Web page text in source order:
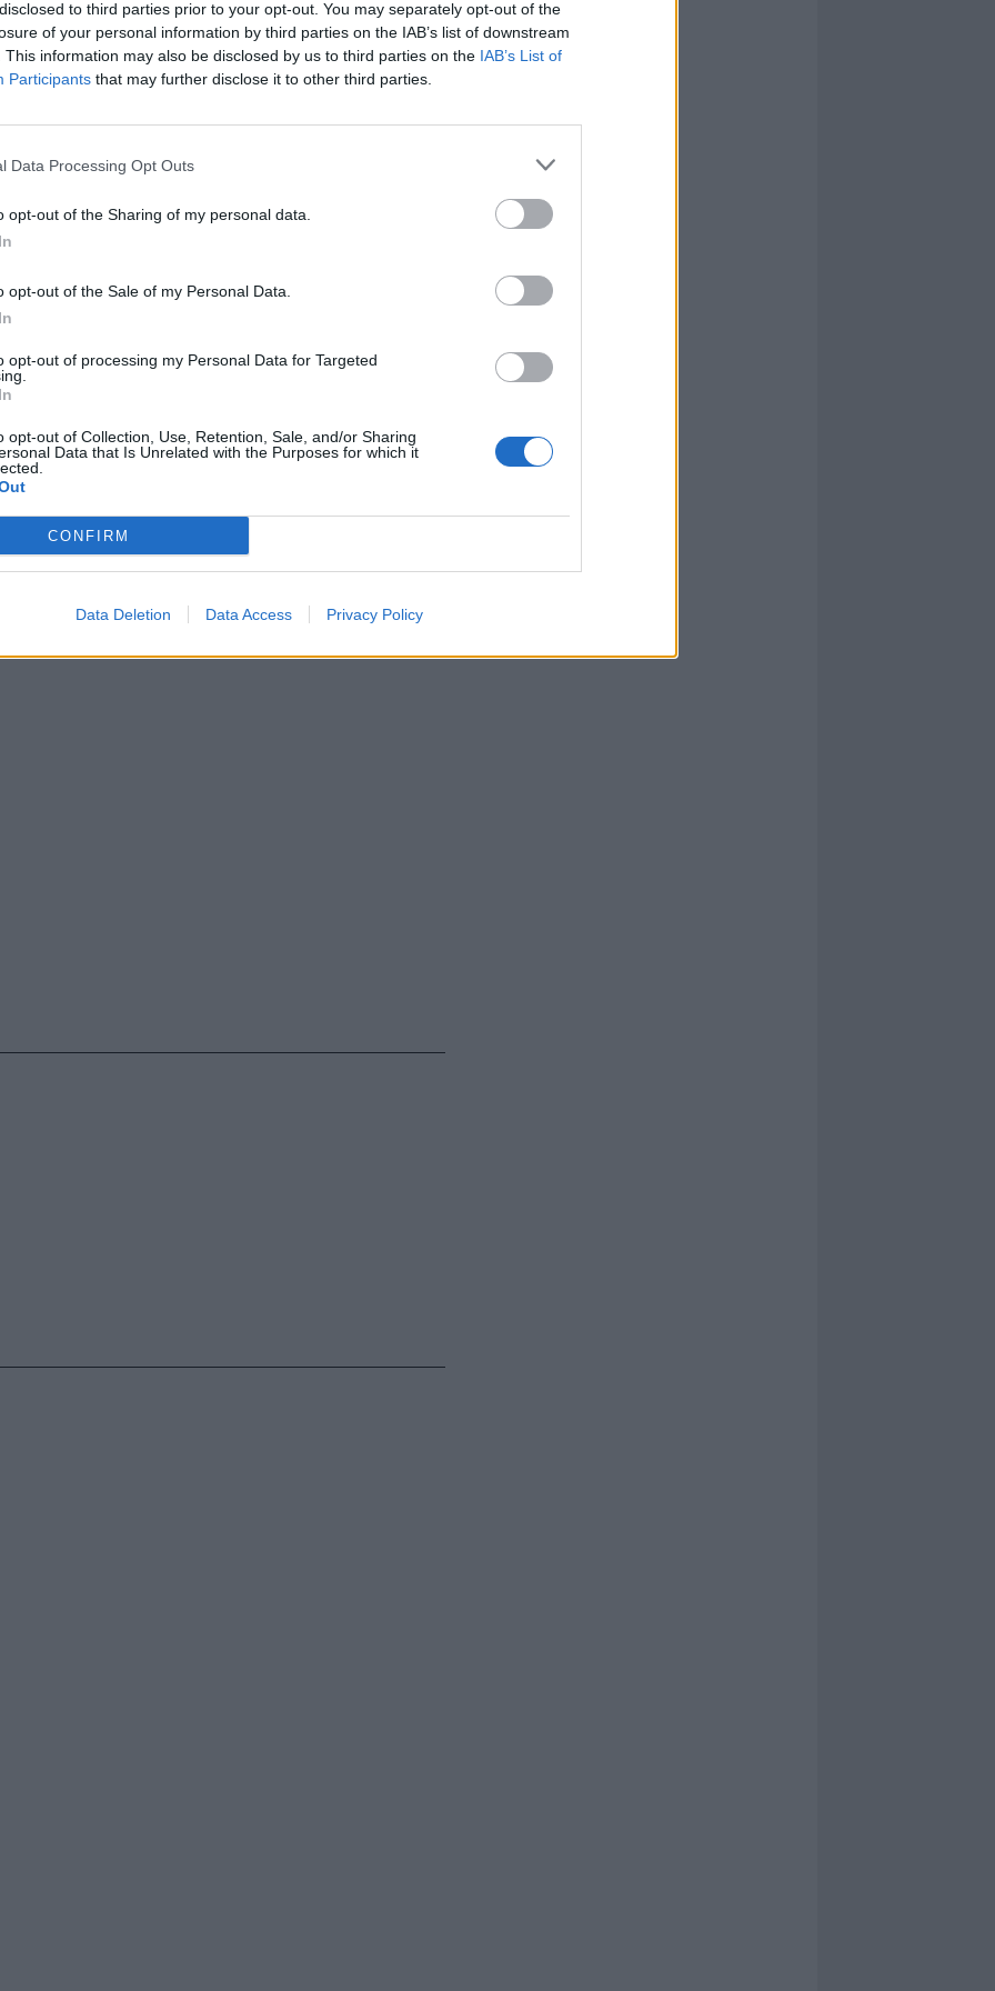
to third parties prior to your opt-out. You may separately opt-out of the
of your personal information by third parties on the IAB’s list of downstream
This information may also be disclosed by us to third parties on the IAB’s List of
Participants that may further disclose it to other third parties.
Data Processing Opt Outs
opt-out of the Sharing of my personal data.
opt-out of the Sale of my Personal Data.
opt-out of processing my Personal Data for Targeted
opt-out of Collection, Use, Retention, Sale, and/or Sharing
Data that Is Unrelated with the Purposes for which it
CONFIRM
Data Deletion Data Access Privacy Policy
che saremmo stati veloci e
stati: abbiamo provveduto ad approvare
per me a tratti anche
fiera del fatto che il primo Consiglio
una norma che va in questo
ricorda il premier sottolineando
costituzionale ha rinviato al Parlamento
ricordato di aver cominciato il mio
all’indomani della strage via
su una materia che ci sta
a cuore da diverso tempo», ha